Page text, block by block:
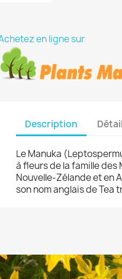
en ligne sur
Description
Le Manuka
à fleurs de la famille
Nouvelle-Zélande et en
son nom anglais de Tea